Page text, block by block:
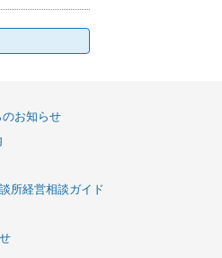
お知らせ
所経営相談ガイド